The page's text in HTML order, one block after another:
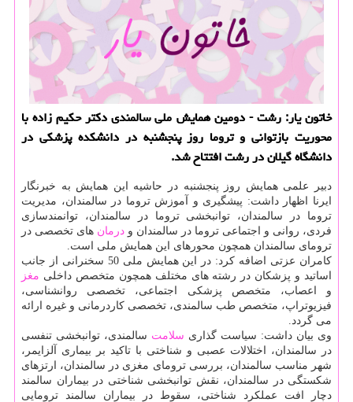
خاتون یار: رشت - دومین همایش ملی سالمندی دكتر حكیم زاده با
محوریت بازتوانی و تروما روز پنجشنبه در دانشكده پزشكی در
دانشگاه گیلان در رشت افتتاح شد.
دبیر علمی همایش روز پنجشنبه در حاشیه این همایش به خبرنگار
ایرنا اظهار داشت: پیشگیری و آموزش تروما در سالمندان، مدیریت
تروما در سالمندان، توانبخشی تروما در سالمندان، توانمندسازی
فردی، روانی و اجتماعی تروما در سالمندان و درمان های تخصصی در
ترومای سالمندان همچون محورهای این همایش ملی است.
كامران عزتی اضافه كرد: در این همایش ملی 50 سخنرانی از جانب
اساتید و پزشكان در رشته های مختلف همچون متخصص داخلی مغز
و اعصاب، متخصص پزشكی اجتماعی، تخصصی روانشناسی،
فیزیوتراپ، متخصص طب سالمندی، تخصصی كاردرمانی و غیره ارائه
می گردد.
وی بیان داشت: سیاست گذاری سلامت سالمندی، توانبخشی تنفسی
در سالمندان، اختلالات عصبی و شناختی با تاكید بر بیماری آلزایمر،
شهر مناسب سالمندان، بررسی ترومای مغزی در سالمندان، ارتزهای
شكستگی در سالمندان، نقش توانبخشی شناختی در بیماران سالمند
دچار افت عملكرد شناختی، سقوط در بیماران سالمند ترومایی